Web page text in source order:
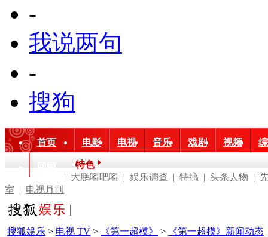
-
我说两句
-
搜狗
首页 电影 电视 音乐 戏剧 视频
特色
| 大鹏嘚吧嘚 | 娱乐调查 | 特搞 | 头条人物 |
室 | 电视月刊
搜狐娱乐 > 电视 TV > 《第一超模》 > 《第一超模》新闻动态